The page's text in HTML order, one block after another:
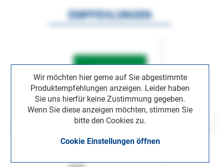
Wir möchten hier gerne auf Sie abgestimmte
Produktempfehlungen anzeigen. Leider haben
Sie uns hierfür keine Zustimmung gegeben.
Wenn Sie diese anzeigen möchten, stimmen Sie
bitte den Cookies zu.
Cookie Einstellungen öffnen
EMPFEHLUNGEN